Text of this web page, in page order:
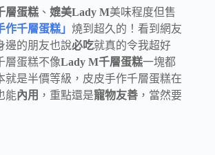
層蛋糕 、 媲美Lady M美味程度但售
作千層蛋糕」 燒到超久的！看到網友
邊的朋友也說必吃就真的令我超好
層蛋糕不像Lady M千層蛋糕一塊都
就是半價等級，皮皮手作千層蛋糕在
能內用 ，重點還是寵物友善 ，當然要